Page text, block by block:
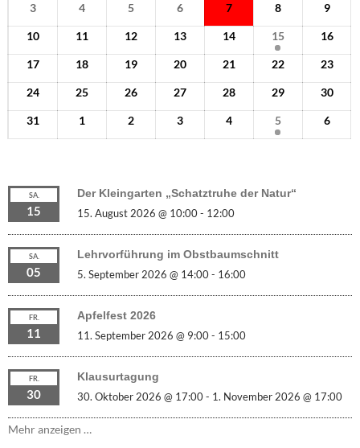
3 4 5 6 7 8 9
10 11 12 13 14 15 16
17 18 19 20 21 22 23
24 25 26 27 28 29 30
31 1 2 3 4 5 6
SA.
15
Der Kleingarten „Schatztruhe der Natur“
15. August 2026 @ 10:00- 12:00
SA.
05
Lehrvorführung im Obstbaumschnitt
5. September 2026 @ 14:00- 16:00
FR.
11
Apfelfest 2026
11. September 2026 @ 9:00- 15:00
FR.
30
Klausurtagung
30. Oktober 2026 @ 17:00- 1. November 2026 @ 17:00
Mehr anzeigen …